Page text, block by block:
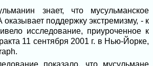
знает, что мусульманское
поддержку экстремизму, - к
исследование, приуроченное к
11 сентября 2001 г. в Нью-Йорке,
показало, что мусульмане